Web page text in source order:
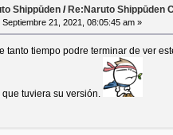
Shippūden / Re:Naruto Shippūden
Septiembre 21, 2021, 08:05:45 am »
tanto tiempo podre terminar de ver
tuviera su versión.